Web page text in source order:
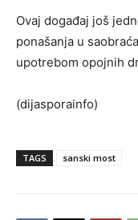
Ovaj događaj još
ponašanja u
upotrebom opojnih
(dijasporainfo)
TAGS sanski most